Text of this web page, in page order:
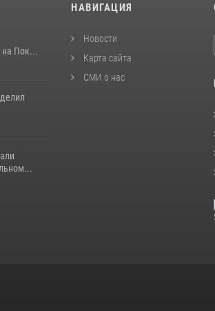
на Пок...
НАВИГАЦИЯ
Новости
Карта сайта
СМИ о нас